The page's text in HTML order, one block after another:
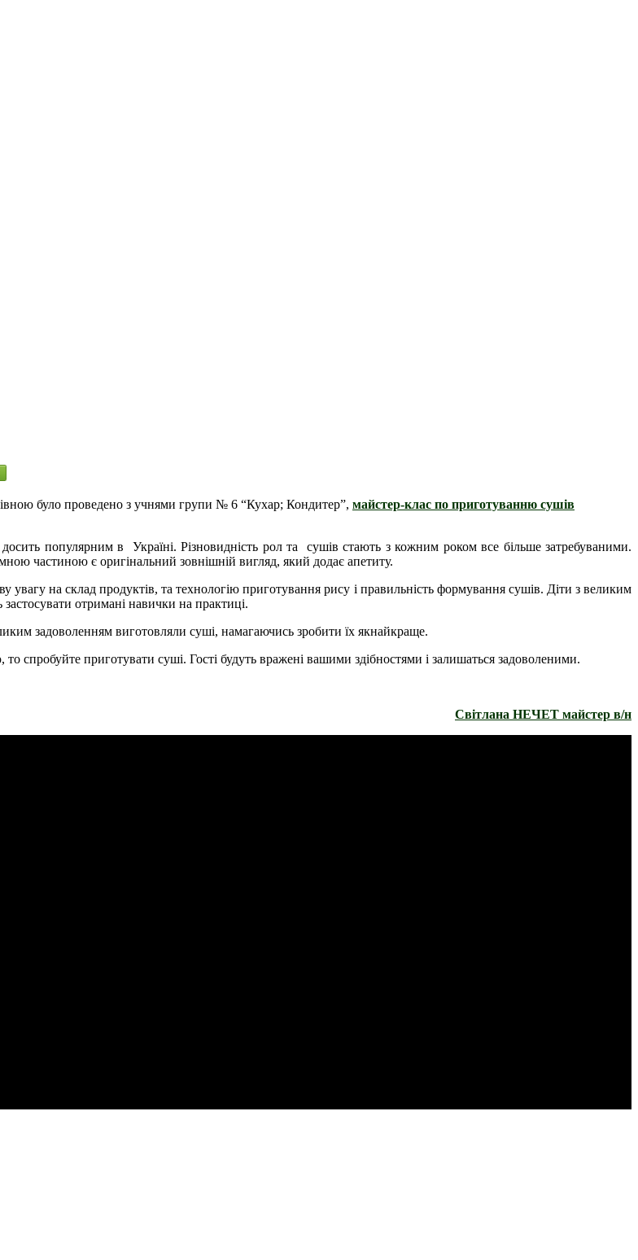
було проведено з учнями групи № 6 “Кухар; Кондитер”, майстер-клас по приготуванню сушів
популярним в Україні. Різновидність рол та сушів стають з кожним роком все більше затребуваними.
частиною є оригінальний зовнішній вигляд, який додає апетиту.
на склад продуктів, та технологію приготування рису і правильність формування сушів. Діти з великим
отримані навички на практиці.
задоволенням виготовляли суші, намагаючись зробити їх якнайкраще.
спробуйте приготувати суші. Гості будуть вражені вашими здібностями і залишаться задоволеними.
Світлана НЕЧЕТ майстер в/н